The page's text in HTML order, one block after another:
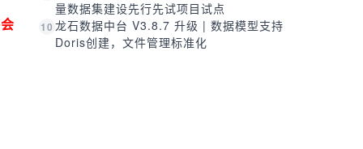
量数据集建设先行先试项目试点
10 龙石数据中台 V3.8.7 升级 | 数据模型支持
Doris创建，文件管理标准化